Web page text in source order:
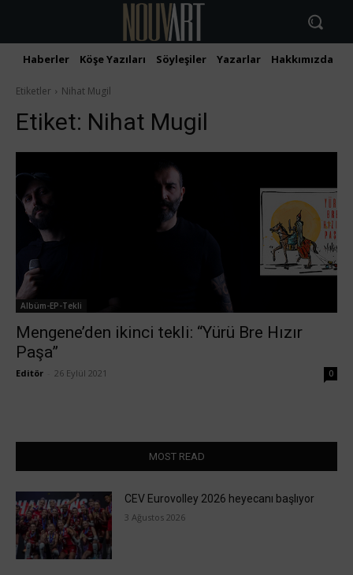
Haberler Köşe Yazıları Söyleşiler Yazarlar Hakkımızda
Etiketler Nihat Mugil
Etiket: Nihat Mugil
Albüm-EP-Tekli
Mengene’den ikinci tekli: “Yürü Bre Hızır
Paşa”
Editör 26 Eylül 2021 0
MOST READ
CEV Eurovolley 2026 heyecanı başlıyor
3 Ağustos 2026